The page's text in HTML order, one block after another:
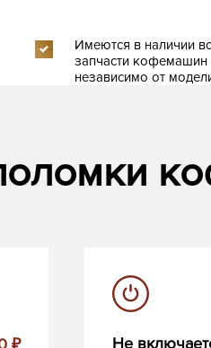
Имеются в наличии
запчасти кофемашин
независимо от
Не